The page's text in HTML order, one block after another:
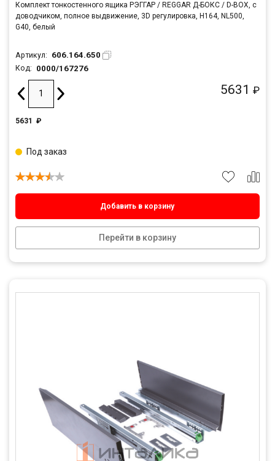
Комплект тонкостенного ящика РЭГГАР / REGGAR Д-БОКС / D-BOX, с
доводчиком, полное выдвижение, 3D регулировка, H164, NL500,
G40, белый
Артикул: 606.164.650
Код: 0000/167276
5631 ₽
5631 ₽
Добавить в корзину
Перейти в корзину
Под заказ